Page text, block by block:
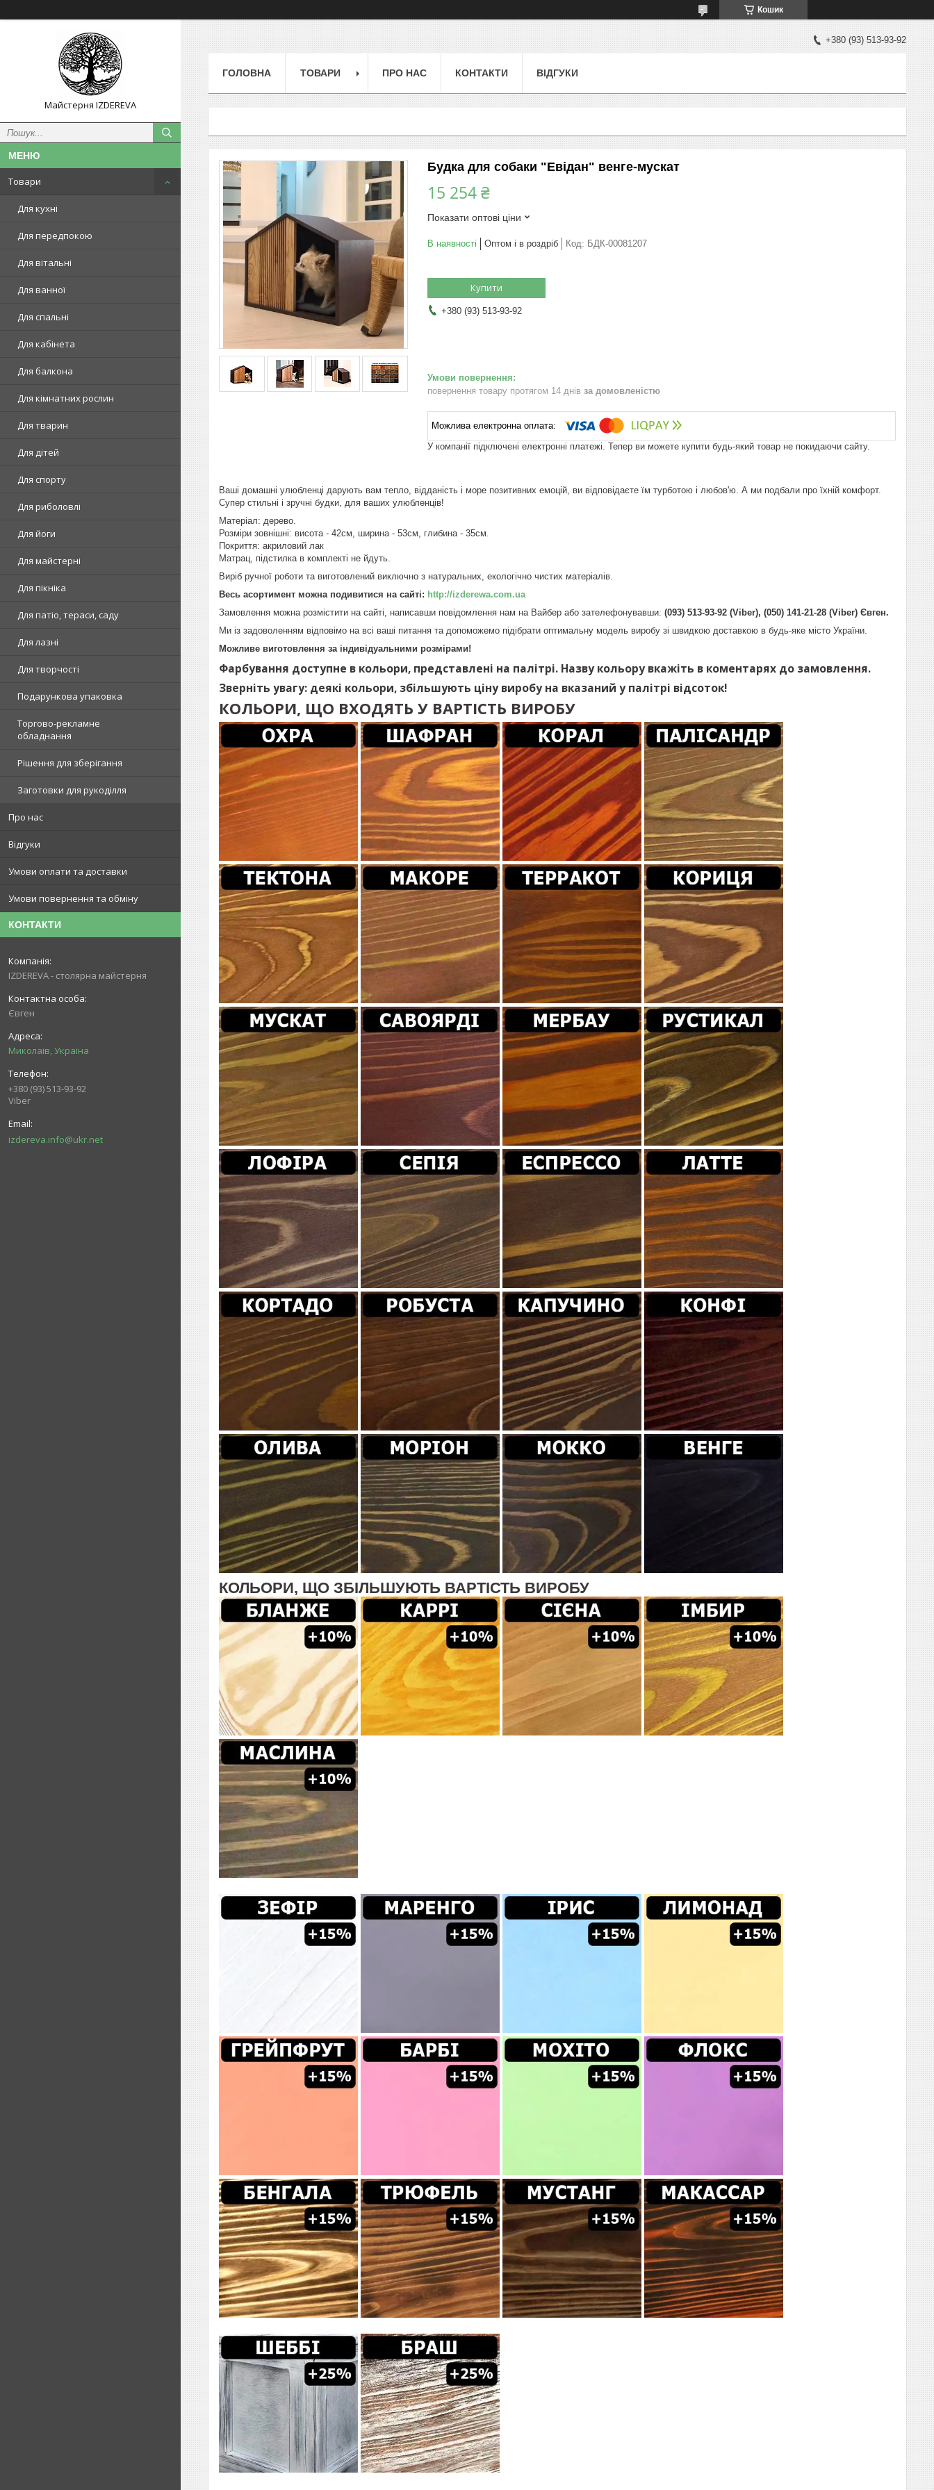
Кошик
Майстерня IZDEREVA
Товари
Для кухні
Для передпокою
Для вітальні
Для ванної
Для спальні
Для кабінета
Для балкона
Для кімнатних рослин
Для тварин
Для дітей
Для спорту
Для риболовлі
Для йоги
Для майстерні
Для пікніка
Для патіо, тераси, саду
Для лазні
Для творчості
Подарункова упаковка
Торгово-рекламне
обладнання
Рішення для зберігання
Заготовки для рукоділля
Про нас
Відгуки
Умови оплати та доставки
Умови повернення та обміну
КОНТАКТИ
IZDEREVA - столярна майстерня
Євген
Миколаїв, Україна
+380 (93) 513-93-92
Viber
izdereva.info@ukr.net
+380 (93) 513-93-92
ГОЛОВНА ТОВАРИ ПРО НАС КОНТАКТИ ВІДГУКИ
Будка для собаки "Евідан" венге-мускат
15 254 ₴
Показати оптові ціни
В наявності Оптом і в роздріб Код: БДК-00081207
Купити
+380 (93) 513-93-92
повернення товару протягом 14 днів за домовленістю
У компанії підключені електронні платежі. Тепер ви можете купити будь-який товар не покидаючи сайту.
Ваші домашні улюбленці дарують вам тепло, відданість і море позитивних емоцій, ви відповідаєте їм турботою і любов'ю. А ми подбали про їхній комфорт.
Супер стильні і зручні будки, для ваших улюбленців!
Матеріал: дерево.
Розміри зовнішні: висота - 42см, ширина - 53см, глибина - 35см.
Покриття: акриловий лак
Матрац, підстилка в комплекті не йдуть.
Виріб ручної роботи та виготовлений виключно з натуральних, екологічно чистих матеріалів.
Весь асортимент можна подивитися на сайті: http://izderewa.com.ua
Замовлення можна розмістити на сайті, написавши повідомлення нам на Вайбер або зателефонувавши: (093) 513-93-92 (Viber), (050) 141-21-28 (Viber) Євген.
Ми із задоволенням відповімо на всі ваші питання та допоможемо підібрати оптимальну модель виробу зі швидкою доставкою в будь-яке місто України.
Можливе виготовлення за індивідуальними розмірами!
Фарбування доступне в кольори, представлені на палітрі. Назву кольору вкажіть в коментарях до замовлення.
Зверніть увагу: деякі кольори, збільшують ціну виробу на вказаний у палітрі відсоток!
КОЛЬОРИ, ЩО ВХОДЯТЬ У ВАРТІСТЬ ВИРОБУ
КОЛЬОРИ, ЩО ЗБІЛЬШУЮТЬ ВАРТІСТЬ ВИРОБУ